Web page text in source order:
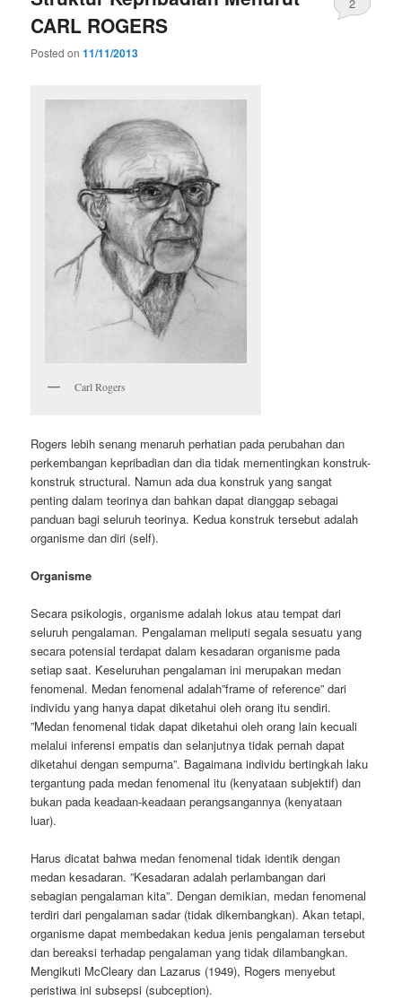
CARL ROGERS
Posted on11/11/2013
2
Carl Rogers
Rogers lebih senang menaruh perhatian pada perubahan dan
perkembangan kepribadian dan dia tidak mementingkan konstruk-
konstruk structural. Namun ada dua konstruk yang sangat
penting dalam teorinya dan bahkan dapat dianggap sebagai
panduan bagi seluruh teorinya. Kedua konstruk tersebut adalah
organisme dan diri (self).
Organisme
Secara psikologis, organisme adalah lokus atau tempat dari
seluruh pengalaman. Pengalaman meliputi segala sesuatu yang
secara potensial terdapat dalam kesadaran organisme pada
setiap saat. Keseluruhan pengalaman ini merupakan medan
fenomenal. Medan fenomenal adalah”frame of reference” dari
individu yang hanya dapat diketahui oleh orang itu sendiri.
”Medan fenomenal tidak dapat diketahui oleh orang lain kecuali
melalui inferensi empatis dan selanjutnya tidak pernah dapat
diketahui dengan sempurna”. Bagaimana individu bertingkah laku
tergantung pada medan fenomenal itu (kenyataan subjektif) dan
bukan pada keadaan-keadaan perangsangannya (kenyataan
luar).
Harus dicatat bahwa medan fenomenal tidak identik dengan
medan kesadaran. ”Kesadaran adalah perlambangan dari
sebagian pengalaman kita”. Dengan demikian, medan fenomenal
terdiri dari pengalaman sadar (tidak dikembangkan). Akan tetapi,
organisme dapat membedakan kedua jenis pengalaman tersebut
dan bereaksi terhadap pengalaman yang tidak dilambangkan.
Mengikuti McCleary dan Lazarus (1949), Rogers menyebut
peristiwa ini subsepsi (subception).